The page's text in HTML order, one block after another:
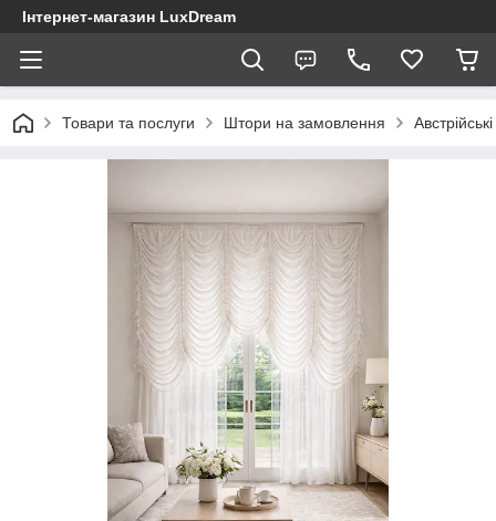
Інтернет-магазин LuxDream
Товари та послуги Штори на замовлення